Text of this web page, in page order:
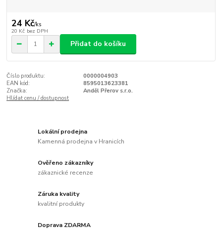
24 Kč/ks
20 Kč bez DPH
Přidat do košíku
Číslo produktu:
0000004903
EAN kód:
8595013623381
Značka:
Anděl Přerov s.r.o.
Hlídat cenu / dostupnost
Lokální prodejna
Kamenná prodejna v Hranicích
Ověřeno zákazníky
zákaznické recenze
Záruka kvality
kvalitní produkty
Doprava ZDARMA